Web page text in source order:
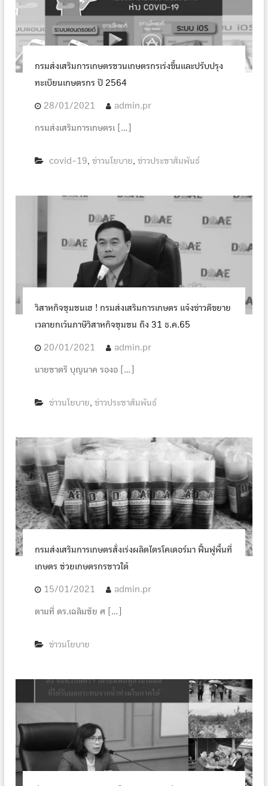
กรมส่งเสริมการเกษตรชวนเกษตรกรเร่งขึ้นและปรับปรุง
ทะเบียนเกษตรกร ปี 2564
28/01/2021 admin.pr
กรมส่งเสริมการเกษตรเ […]
covid-19, ข่าวนโยบาย, ข่าวประชาสัมพันธ์
วิสาหกิจชุมชนเฮ ! กรมส่งเสริมการเกษตร แจ้งข่าวดีขยาย
เวลายกเว้นภาษีวิสาหกิจชุมชน ถึง 31 ธ.ค.65
20/01/2021 admin.pr
นายชาตรี บุญนาค รองอ […]
ข่าวนโยบาย, ข่าวประชาสัมพันธ์
กรมส่งเสริมการเกษตรสั่งเร่งผลิตไตรโคเดอร์มา ฟื้นฟูพื้นที่
เกษตร ช่วยเกษตรกรชาวใต้
15/01/2021 admin.pr
ตามที่ ดร.เฉลิมชัย ศ […]
ข่าวนโยบาย